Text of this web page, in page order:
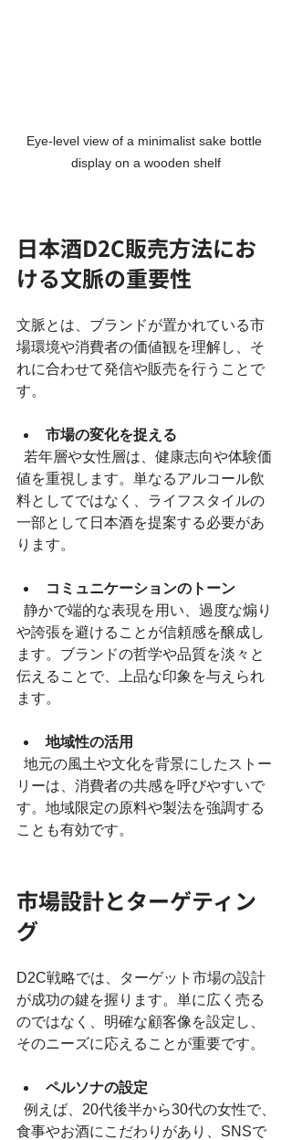
Eye-level view of a minimalist sake bottle
display on a wooden shelf
日本酒D2C販売方法にお
ける文脈の重要性
文脈とは、ブランドが置かれている市
場環境や消費者の価値観を理解し、そ
れに合わせて発信や販売を行うことで
す。
市場の変化を捉える
値を重視します。単なるアルコール飲
料としてではなく、ライフスタイルの
一部として日本酒を提案する必要があ
ります。
コミュニケーションのトーン
や誇張を避けることが信頼感を醸成し
ます。ブランドの哲学や品質を淡々と
伝えることで、上品な印象を与えられ
ます。
地域性の活用
リーは、消費者の共感を呼びやすいで
す。地域限定の原料や製法を強調する
ことも有効です。
市場設計とターゲティン
グ
D2C戦略では、ターゲット市場の設計
が成功の鍵を握ります。単に広く売る
のではなく、明確な顧客像を設定し、
そのニーズに応えることが重要です。
ペルソナの設定
食事やお酒にこだわりがあり、SNSで